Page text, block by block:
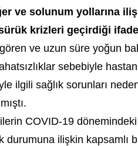
ve solunum yollarına
krizleri geçirdiği
ve uzun süre yoğun
sebebiyle
ilgili sağlık sorunları
COVID-19 dönemindeki
ilişkin kapsamlı